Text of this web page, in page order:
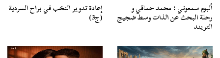
ألبوم سمعوني : محمد حماقي و
رحلة البحث عن الذات وسط ضجيج
التريند
إعادة تدوير النخب في براح السردية
(ج3)